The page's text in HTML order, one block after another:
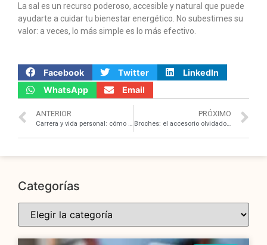
La sal es un recurso poderoso, accesible y natural que puede
ayudarte a cuidar tu bienestar energético. No subestimes su
valor: a veces, lo más simple es lo más efectivo.
Facebook Twitter
LinkedIn
WhatsApp
Email
ANTERIOR
Carrera y vida personal: cómo encontrar tu propio equilibrio
PRÓXIMO
Broches: el accesorio olvidado que vuelve con estilo
Categorías